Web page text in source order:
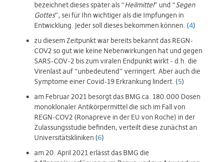
bezeichnet dieses später als “Heilmittel” und “Segen
Gottes”, sei für Ihn wichtiger als die Impfungen in
Entwicklung. Jeder soll dieses bekommen können. (4)
zu diesem Zeitpunkt war bereits bekannt das REGN-
COV2 so gut wie keine Nebenwirkungen hat und gegen
SARS-COV-2 bis zum viralen Endpunkt wirkt - d.h. die
Virenlast auf “unbedeutend” verringert. Aber auch die
Symptome einer Covid-19 Erkrankung lindert. (5)
am Februar 2021 besorgt das BMG ca. 180.000 Dosen
monoklonaler Antikörpermittel die sich im Fall von
REGN-COV2 (Ronapreve in der EU von Roche) in der
Zulassungsstudie befinden, verteilt diese zunächst an
Universitätskliniken (6)
am 20. April 2021 erlässt das BMG die